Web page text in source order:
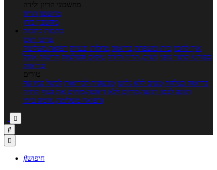
מחשבוני הריון ולידה
מחשבון הריון
מחשבון ביוץ
כתבות כתבות
ערוצי תוכן
איך להכין בית ומשפחה בריאות מחלות ובעיות רפואה משלימה
ספורט וכושר גופני נשים, הריון ולידה טיפים והמלצות חדשות אוכל
ובריאות
טורים
בריאות בצלחת טעים ללא גלוטן טבעונות לבריאות לבשל כמו שף
תזונה לבטן רגועה מרזים ללא דיאטה מזיזים את הגוף הרזיה
ורפואה משלימה גורמה ביתי



חיפוש